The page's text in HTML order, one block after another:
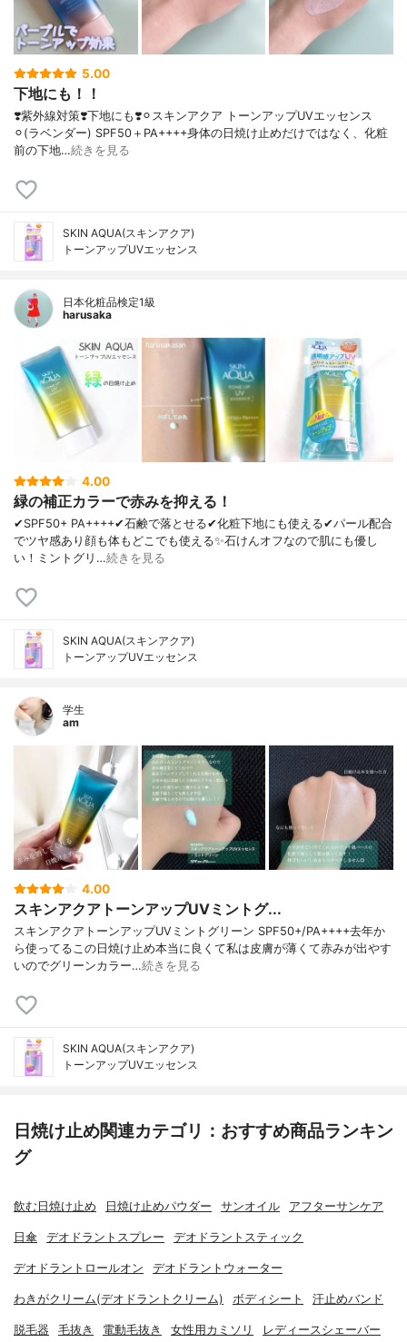
5.00
下地にも！！
❣️紫外線対策❣️下地にも❣️⚪︎スキンアクア トーンアップUVエッセンス
⚪︎(ラベンダー) SPF50＋PA++++身体の日焼け止めだけではなく、化粧
前の下地…続きを見る
SKIN AQUA(スキンアクア)
トーンアップUVエッセンス
日本化粧品検定1級
harusaka
4.00
緑の補正カラーで赤みを抑える！
✔︎SPF50+ PA++++✔︎石鹸で落とせる✔︎化粧下地にも使える✔︎パール配合
でツヤ感あり顔も体もどこでも使える✨石けんオフなので肌にも優し
い！ミントグリ…続きを見る
SKIN AQUA(スキンアクア)
トーンアップUVエッセンス
学生
am
4.00
スキンアクアトーンアップUVミントグ...
スキンアクアトーンアップUVミントグリーン SPF50+/PA++++去年か
ら使ってるこの日焼け止め本当に良くて私は皮膚が薄くて赤みが出やす
いのでグリーンカラー…続きを見る
SKIN AQUA(スキンアクア)
トーンアップUVエッセンス
日焼け止め関連カテゴリ：おすすめ商品ランキン
グ
飲む日焼け止め 日焼け止めパウダー サンオイル アフターサンケア
日傘 デオドラントスプレー デオドラントスティック
デオドラントロールオン デオドラントウォーター
わきがクリーム(デオドラントクリーム) ボディシート 汗止めバンド
脱毛器 毛抜き 電動毛抜き 女性用カミソリ レディースシェーバー